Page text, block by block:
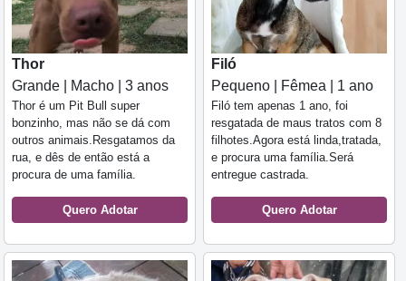
Thor
Grande | Macho | 3 anos
Thor é um Pit Bull super
bonzinho, mas não se dá com
outros animais.Resgatamos da
rua, e dês de então está a
procura de uma família.
Quero Adotar
Filó
Pequeno | Fêmea | 1 ano
Filó tem apenas 1 ano, foi
resgatada de maus tratos com 8
filhotes.Agora está linda,tratada,
e procura uma família.Será
entregue castrada.
Quero Adotar